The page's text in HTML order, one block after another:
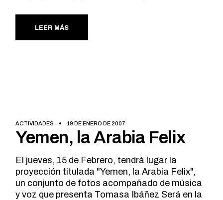
LEER MÁS
ACTIVIDADES 19 DE ENERO DE 2007
Yemen, la Arabia Felix
El jueves, 15 de Febrero, tendrá lugar la
proyección titulada "Yemen, la Arabia Felix",
un conjunto de fotos acompañado de música
y voz que presenta Tomasa Ibáñez Será en la